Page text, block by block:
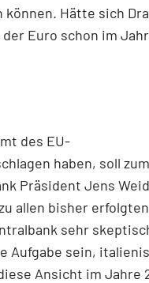
Hätte sich
Euro schon im Jahr
des EU-
haben, soll
Präsident Jens
allen bisher erfolgten
sehr
Aufgabe sein,
Ansicht im Jahre